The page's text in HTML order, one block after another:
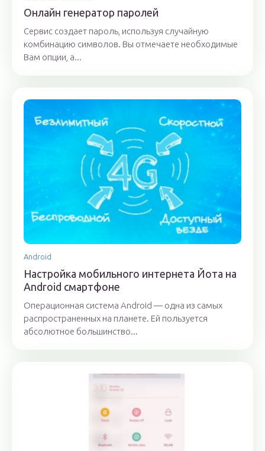
Онлайн генератор паролей
Сервис создает пароль, используя случайную
комбинацию символов. Вы отмечаете необходимые
Вам опции, а...
Android
Настройка мобильного интернета Йота на
Android смартфоне
Операционная система Android — одна из самых
распространенных на планете. Ей пользуется
абсолютное большинство...